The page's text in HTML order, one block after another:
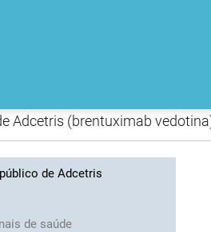
Adcetris (brentuximab
de Adcetris
de saúde